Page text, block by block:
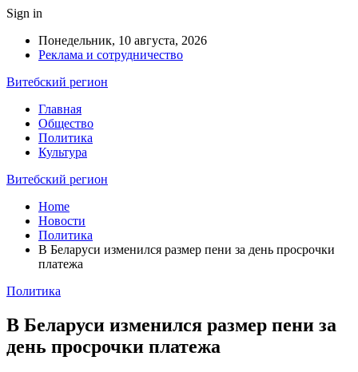
Sign in
Понедельник, 10 августа, 2026
Реклама и сотрудничество
Витебский регион
Главная
Общество
Политика
Культура
Витебский регион
Home
Новости
Политика
В Беларуси изменился размер пени за день просрочки
платежа
Политика
В Беларуси изменился размер пени за
день просрочки платежа